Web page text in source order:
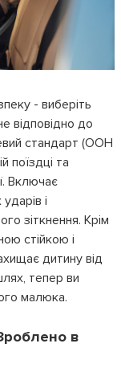
- виберіть
відповідно до
стандарт (ООН
поїздці та
Включає
і
зіткнення. Крім
стійкою і
дитину від
тепер ви
малюка.
в